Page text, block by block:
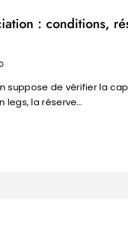
: conditions,
suppose de vérifier la
legs, la réserve…